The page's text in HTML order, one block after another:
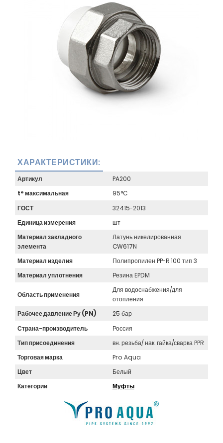
ХАРАКТЕРИСТИКИ:
Артикул
PA200
t° максимальная
95°C
ГОСТ
32415-2013
Единица измерения
шт
Материал закладного
элемента
Латунь никелированная
CW617N
Материал изделия
Полипропилен PP-R 100 тип 3
Материал уплотнения
Резина EPDM
Область применения
Для водоснабжения/для
отопления
Рабочее давление Ру (PN)
25 бар
Страна-производитель
Россия
Тип присоединения
вн. резьба/ нак. гайка/сварка PPR
Торговая марка
Pro Aqua
Цвет
Белый
Категории
Муфты